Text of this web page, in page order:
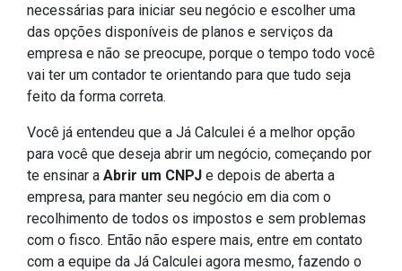
necessárias para iniciar seu negócio e escolher uma
das opções disponíveis de planos e serviços da
empresa e não se preocupe, porque o tempo todo você
vai ter um contador te orientando para que tudo seja
feito da forma correta.
Você já entendeu que a Já Calculei é a melhor opção
para você que deseja abrir um negócio, começando por
te ensinar a Abrir um CNPJ e depois de aberta a
empresa, para manter seu negócio em dia com o
recolhimento de todos os impostos e sem problemas
com o fisco. Então não espere mais, entre em contato
com a equipe da Já Calculei agora mesmo, fazendo o